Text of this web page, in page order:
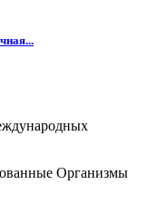
Организмы